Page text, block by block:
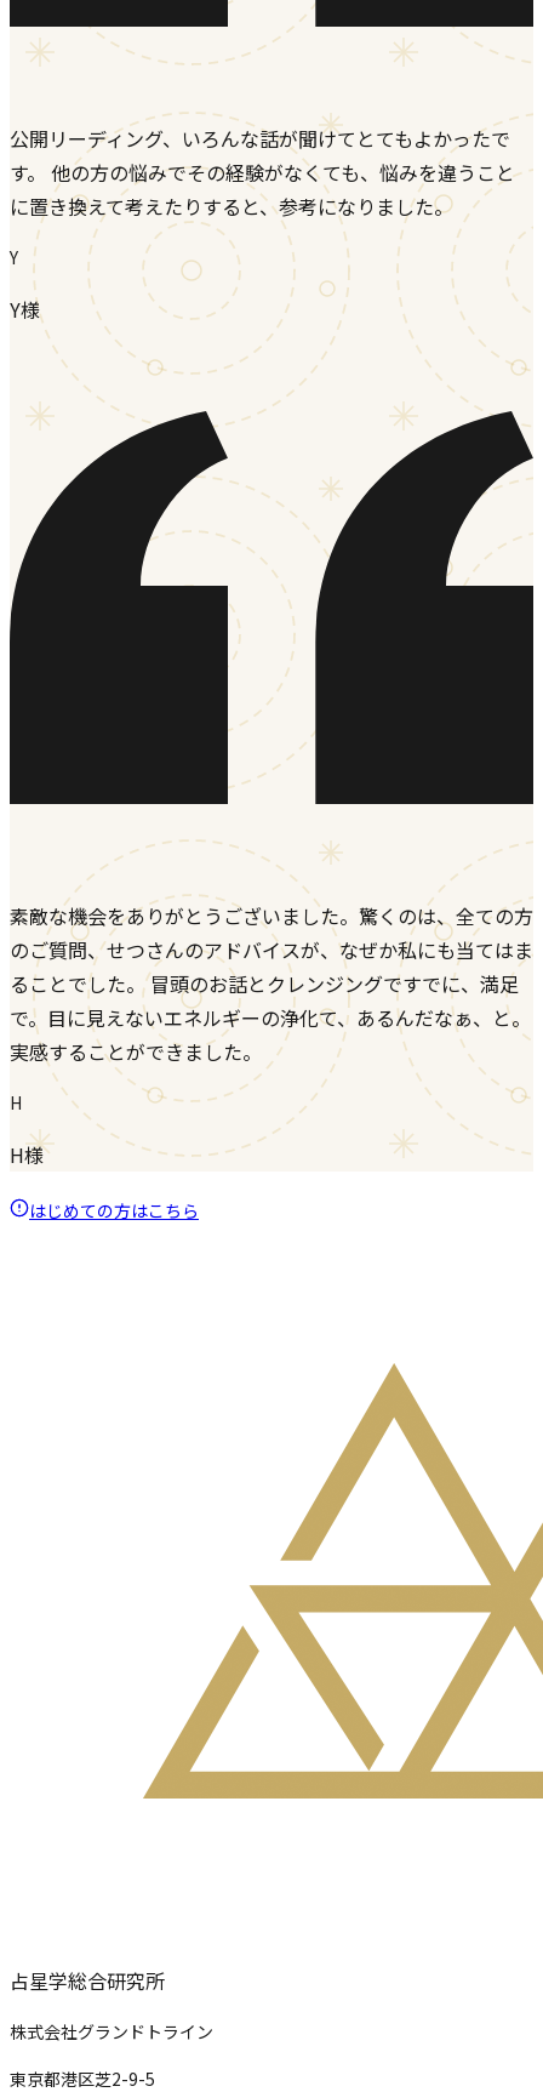
公開リーディング、いろんな話が聞けてとてもよかったで
す。 他の方の悩みでその経験がなくても、悩みを違うこと
に置き換えて考えたりすると、参考になりました。
Y
Y様
素敵な機会をありがとうございました。驚くのは、全ての方
のご質問、せつさんのアドバイスが、なぜか私にも当てはま
ることでした。 冒頭のお話とクレンジングですでに、満足
で。目に見えないエネルギーの浄化て、あるんだなぁ、と。
実感することができました。
H
H様
はじめての方はこちら
占星学総合研究所
株式会社グランドトライン
東京都港区芝2-9-5